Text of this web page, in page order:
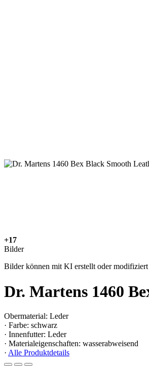
+17
Bilder
Bilder können mit KI erstellt oder modifiziert
Dr. Martens 1460
Obermaterial: Leder
· Farbe: schwarz
· Innenfutter: Leder
· Materialeigenschaften: wasserabweisend
· Alle Produktdetails